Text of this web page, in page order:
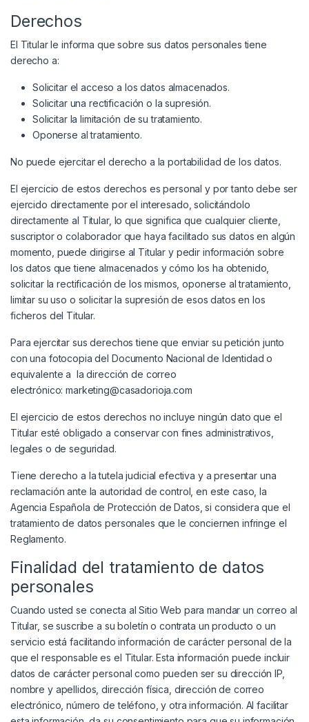
Derechos
El Titular le informa que sobre sus datos personales tiene
derecho a:
Solicitar el acceso a los datos almacenados.
Solicitar una rectificación o la supresión.
Solicitar la limitación de su tratamiento.
Oponerse al tratamiento.
No puede ejercitar el derecho a la portabilidad de los datos.
El ejercicio de estos derechos es personal y por tanto debe ser
ejercido directamente por el interesado, solicitándolo
directamente al Titular, lo que significa que cualquier cliente,
suscriptor o colaborador que haya facilitado sus datos en algún
momento, puede dirigirse al Titular y pedir información sobre
los datos que tiene almacenados y cómo los ha obtenido,
solicitar la rectificación de los mismos, oponerse al tratamiento,
limitar su uso o solicitar la supresión de esos datos en los
ficheros del Titular.
Para ejercitar sus derechos tiene que enviar su petición junto
con una fotocopia del Documento Nacional de Identidad o
equivalente a la dirección de correo
electrónico: marketing@casadorioja.com
El ejercicio de estos derechos no incluye ningún dato que el
Titular esté obligado a conservar con fines administrativos,
legales o de seguridad.
Tiene derecho a la tutela judicial efectiva y a presentar una
reclamación ante la autoridad de control, en este caso, la
Agencia Española de Protección de Datos, si considera que el
tratamiento de datos personales que le conciernen infringe el
Reglamento.
Finalidad del tratamiento de datos
personales
Cuando usted se conecta al Sitio Web para mandar un correo al
Titular, se suscribe a su boletín o contrata un producto o un
servicio está facilitando información de carácter personal de la
que el responsable es el Titular. Esta información puede incluir
datos de carácter personal como pueden ser su dirección IP,
nombre y apellidos, dirección física, dirección de correo
electrónico, número de teléfono, y otra información. Al facilitar